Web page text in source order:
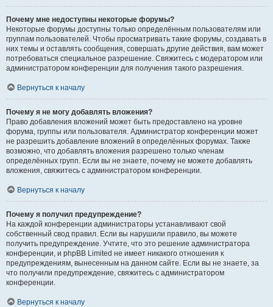
Почему мне недоступны некоторые форумы?
Некоторые форумы доступны только определённым пользователям или
группам пользователей. Чтобы просматривать такие форумы, создавать в
них темы и оставлять сообщения, совершать другие действия, вам может
потребоваться специальное разрешение. Свяжитесь с модератором или
администратором конференции для получения такого разрешения.
Вернуться к началу
Почему я не могу добавлять вложения?
Право добавления вложений может быть предоставлено на уровне
форума, группы или пользователя. Администратор конференции может
не разрешить добавление вложений в определённых форумах. Также
возможно, что добавлять вложения разрешено только членам
определённых групп. Если вы не знаете, почему не можете добавлять
вложения, свяжитесь с администратором конференции.
Вернуться к началу
Почему я получил предупреждение?
На каждой конференции администраторы устанавливают свой
собственный свод правил. Если вы нарушили правило, вы можете
получить предупреждение. Учтите, что это решение администратора
конференции, и phpBB Limited не имеет никакого отношения к
предупреждениям, вынесенным на данном сайте. Если вы не знаете, за
что получили предупреждение, свяжитесь с администратором
конференции.
Вернуться к началу